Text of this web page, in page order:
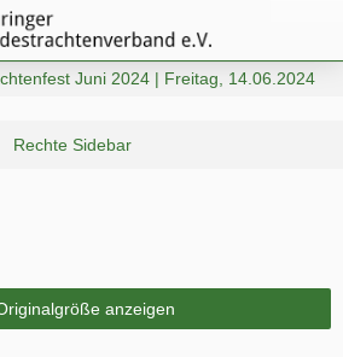
Juni 2024 | Freitag, 14.06.2024
anzeigen